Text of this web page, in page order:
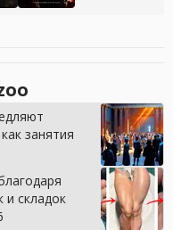
занятия
и складок